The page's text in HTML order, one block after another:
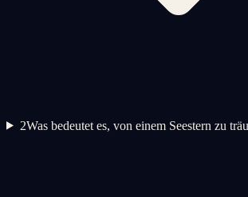
2Was bedeutet es, von einem Seestern zu